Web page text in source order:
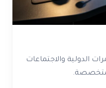
الدولية والاجتماعات